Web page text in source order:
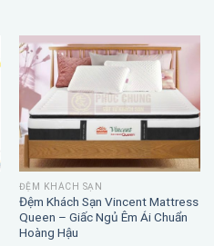
ĐỆM KHÁCH SẠN
Đệm Khách Sạn Vincent Mattress
Queen – Giấc Ngủ Êm Ái Chuẩn
Hoàng Hậu